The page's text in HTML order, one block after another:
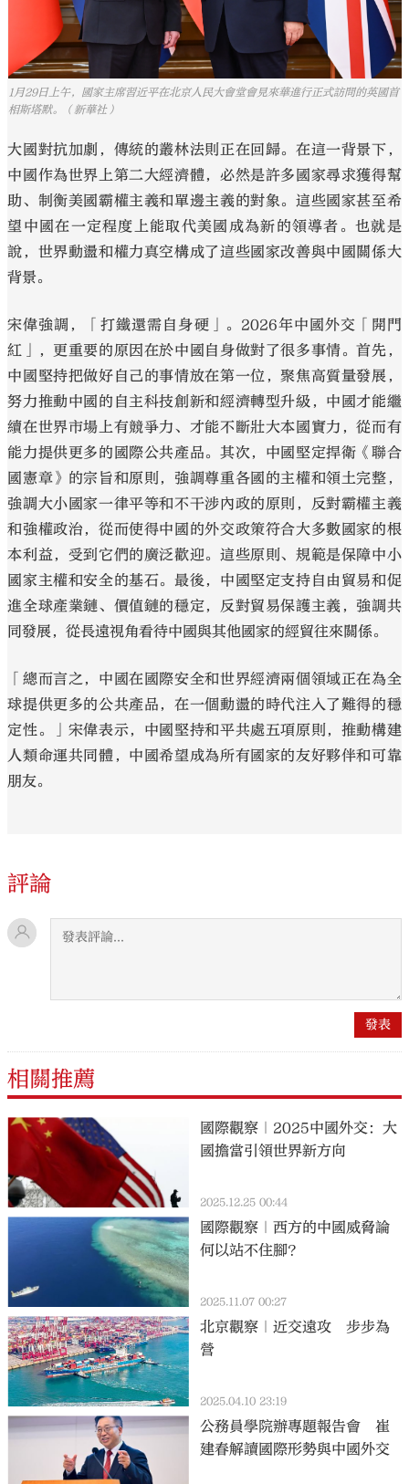
1月29日上午，國家主席習近平在北京人民大會堂會見來華進行正式訪問的英國首
相斯塔默。（新華社）
大國對抗加劇，傳統的叢林法則正在回歸。在這一背景下，
中國作為世界上第二大經濟體，必然是許多國家尋求獲得幫
助、制衡美國霸權主義和單邊主義的對象。這些國家甚至希
望中國在一定程度上能取代美國成為新的領導者。也就是
說，世界動盪和權力真空構成了這些國家改善與中國關係大
背景。
宋偉強調，「打鐵還需自身硬」。2026年中國外交「開門
紅」，更重要的原因在於中國自身做對了很多事情。首先，
中國堅持把做好自己的事情放在第一位，聚焦高質量發展，
努力推動中國的自主科技創新和經濟轉型升級，中國才能繼
續在世界市場上有競爭力、才能不斷壯大本國實力，從而有
能力提供更多的國際公共產品。其次，中國堅定捍衛《聯合
國憲章》的宗旨和原則，強調尊重各國的主權和領土完整，
強調大小國家一律平等和不干涉內政的原則，反對霸權主義
和強權政治，從而使得中國的外交政策符合大多數國家的根
本利益，受到它們的廣泛歡迎。這些原則、規範是保障中小
國家主權和安全的基石。最後，中國堅定支持自由貿易和促
進全球產業鏈、價值鏈的穩定，反對貿易保護主義，強調共
同發展，從長遠視角看待中國與其他國家的經貿往來關係。
「總而言之，中國在國際安全和世界經濟兩個領域正在為全
球提供更多的公共產品，在一個動盪的時代注入了難得的穩
定性。」宋偉表示，中國堅持和平共處五項原則，推動構建
人類命運共同體，中國希望成為所有國家的友好夥伴和可靠
朋友。
評論
相關推薦
國際觀察｜2025中國外交：大
國擔當引領世界新方向
2025.12.25 00:44
國際觀察｜西方的中國威脅論
何以站不住腳？
2025.11.07 00:27
北京觀察｜近交遠攻 步步為
營
2025.04.10 23:19
公務員學院辦專題報告會 崔
建春解讀國際形勢與中國外交